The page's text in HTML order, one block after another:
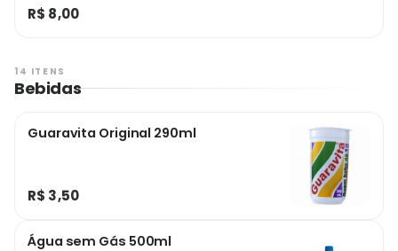
R$ 8,00
14 ITENS
Bebidas
Guaravita Original 290ml
R$ 3,50
Água sem Gás 500ml